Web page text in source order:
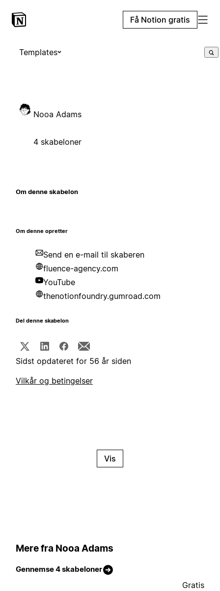
Få Notion gratis
Templates
Nooa Adams
4 skabeloner
Om denne skabelon
Om denne opretter
Send en e-mail til skaberen
fluence-agency.com
YouTube
thenotionfoundry.gumroad.com
Del denne skabelon
Sidst opdateret for 56 år siden
Vilkår og betingelser
Vis
Mere fra Nooa Adams
Gennemse 4 skabeloner
Gratis